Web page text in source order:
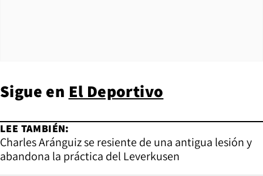
Sigue en El Deportivo
LEE TAMBIÉN:
Charles Aránguiz se resiente de una antigua lesión y
abandona la práctica del Leverkusen